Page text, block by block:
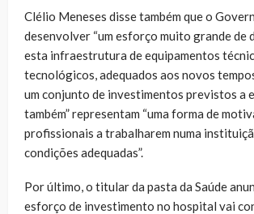
Clélio Meneses disse também que o
desenvolver “um esforço muito grande de
esta infraestrutura de equipamentos
tecnológicos, adequados aos novos
um conjunto de investimentos previstos a
também” representam “uma forma de
profissionais a trabalharem numa
condições adequadas”.
Por último, o titular da pasta da Saúde
esforço de investimento no hospital vai